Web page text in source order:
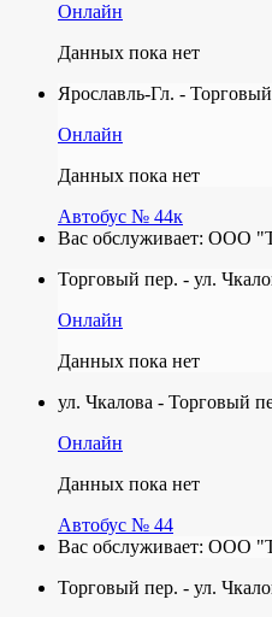
Онлайн
Данных пока нет
Ярославль-Гл. -
Онлайн
Данных пока нет
Автобус № 44к
Вас обслуживает: ООО
Торговый пер. - ул.
Онлайн
Данных пока нет
ул. Чкалова - Торговый
Онлайн
Данных пока нет
Автобус № 44
Вас обслуживает: ООО
Торговый пер. - ул.